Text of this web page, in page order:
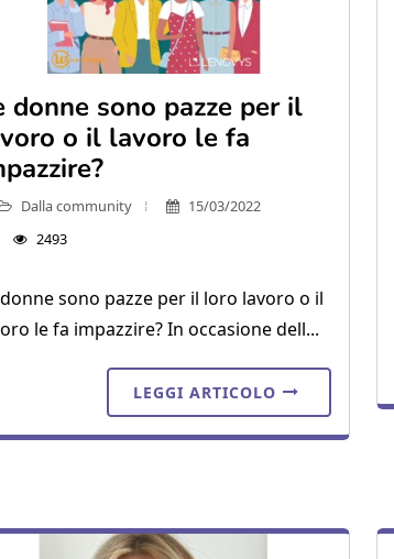
donne sono pazze per il
o il lavoro le fa
Dalla community
15/03/2022
2493
sono pazze per il loro lavoro o il
le fa impazzire? In occasione dell...
LEGGI ARTICOLO